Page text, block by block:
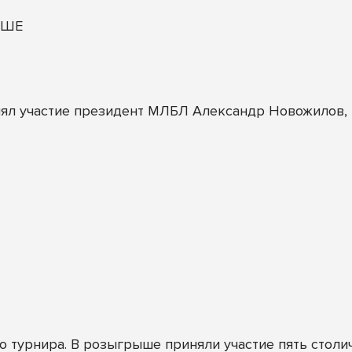
участие президент МЛБЛ Александр Новожилов,
В розыгрыше приняли участие пять